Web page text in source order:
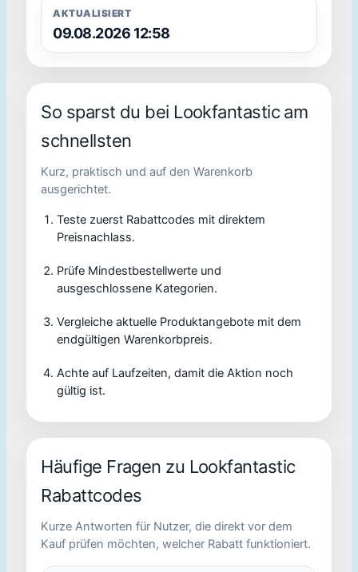
AKTUALISIERT
09.08.2026 12:58
So sparst du bei Lookfantastic am
schnellsten
Kurz, praktisch und auf den Warenkorb
ausgerichtet.
Teste zuerst Rabattcodes mit direktem
Preisnachlass.
Prüfe Mindestbestellwerte und
ausgeschlossene Kategorien.
Vergleiche aktuelle Produktangebote mit dem
endgültigen Warenkorbpreis.
Achte auf Laufzeiten, damit die Aktion noch
gültig ist.
Häufige Fragen zu Lookfantastic
Rabattcodes
Kurze Antworten für Nutzer, die direkt vor dem
Kauf prüfen möchten, welcher Rabatt funktioniert.